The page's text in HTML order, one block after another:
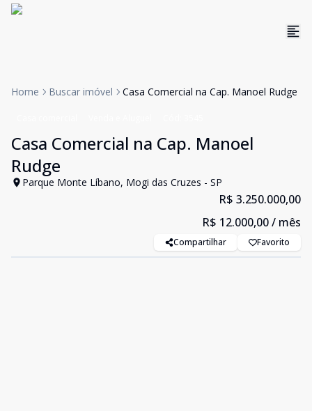
Home Buscar imóvel Casa Comercial na Cap. Manoel Rudge
Casa Comercial na Cap. Manoel
Rudge
Parque Monte Líbano, Mogi das Cruzes - SP
R$ 3.250.000,00
R$ 12.000,00/ mês
Compartilhar Favorito